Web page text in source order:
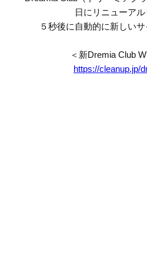
日にリニューアル
５秒後に自動的に新しいサ
＜新Dremia Club
https://cleanup.jp/